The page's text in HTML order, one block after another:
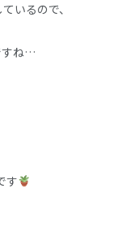
いるので、
すね…
す